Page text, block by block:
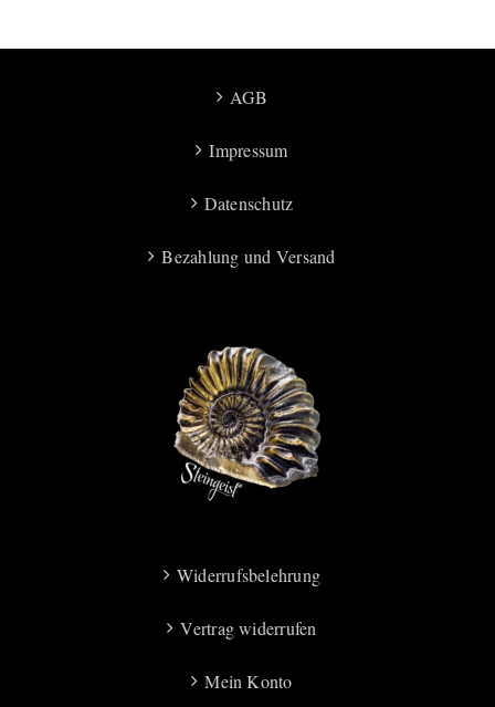
AGB
Impressum
Datenschutz
Bezahlung und Versand
Widerrufsbelehrung
Vertrag widerrufen
Mein Konto